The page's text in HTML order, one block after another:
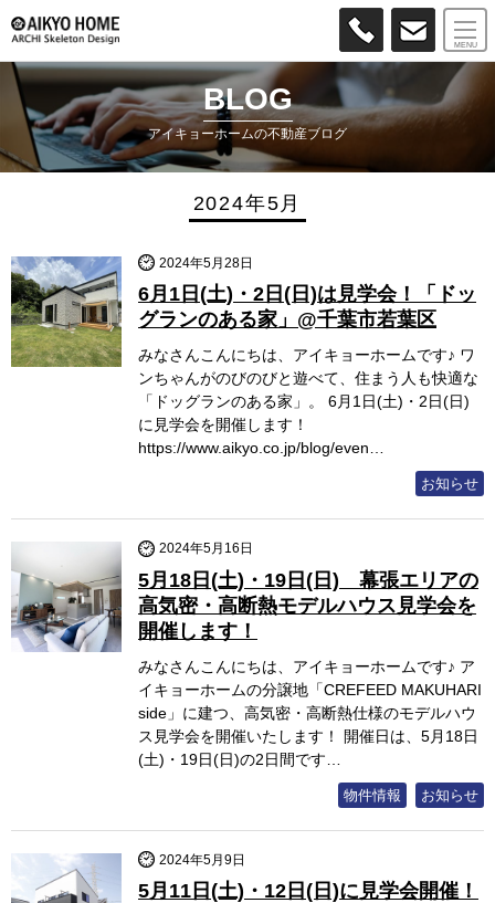
BLOG
アイキョーホームの不動産ブログ
2024年5月
2024年5月28日
6月1日(土)・2日(日)は見学会！「ドッ
グランのある家」@千葉市若葉区
みなさんこんにちは、アイキョーホームです♪ ワ
ンちゃんがのびのびと遊べて、住まう人も快適な
「ドッグランのある家」。 6月1日(土)・2日(日)
に見学会を開催します！
https://www.aikyo.co.jp/blog/even…
お知らせ
2024年5月16日
5月18日(土)・19日(日) 幕張エリアの
高気密・高断熱モデルハウス見学会を
開催します！
みなさんこんにちは、アイキョーホームです♪ ア
イキョーホームの分譲地「CREFEED MAKUHARI
side」に建つ、高気密・高断熱仕様のモデルハウ
ス見学会を開催いたします！ 開催日は、5月18日
(土)・19日(日)の2日間です…
物件情報 お知らせ
2024年5月9日
5月11日(土)・12日(日)に見学会開催！
MENU